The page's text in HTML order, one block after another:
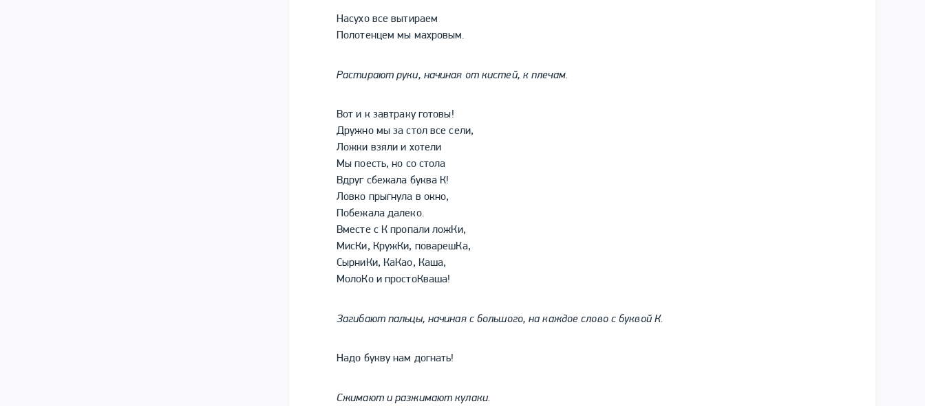
Насухо все вытираем
Полотенцем мы махровым.
Растирают руки, начиная от кистей, к плечам.
Вот и к завтраку готовы!
Дружно мы за стол все сели,
Ложки взяли и хотели
Мы поесть, но со стола
Вдруг сбежала буква К!
Ловко прыгнула в окно,
Побежала далеко.
Вместе с К пропали ложКи,
МисКи, КружКи, поварешКа,
СырниКи, КаКао, Каша,
МолоКо и простоКваша!
Загибают пальцы, начиная с большого, на каждое слово с буквой К.
Надо букву нам догнать!
Сжимают и разжимают кулаки.